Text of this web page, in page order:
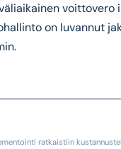
on luvannut
ratkaistiin